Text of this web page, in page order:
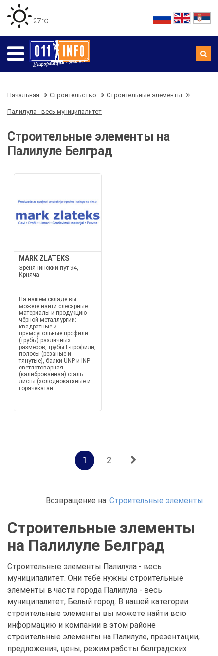
27 ℃
Начальная Строительство Строительные элементы
Палилула - весь муниципалитет
Строительные элементы на
Палилуле Белград
MARK ZLATEKS
Зренянинский пут 94,
Крняча
На нашем складе вы
можете найти слесарные
материалы и продукцию
чёрной металлургии:
квадратные и
прямоугольные профили
(трубы) различных
размеров, трубы L-профили,
полосы (резаные и
тянутые), балки UNP и INP
светлотоварная
(калиброванная) сталь
листы (холоднокатаные и
горячекатан...
1 2
Возвращение на: Строительные элементы
Строительные элементы
на Палилуле Белград
Строительные элементы Палилула - весь
муниципалитет. Они тебе нужны строительные
элементы в части города Палилула - весь
муниципалитет, Белый город. В нашей категории
строительные элементы вы можете найти всю
информацию и компании в этом районе
строительные элементы на Палилуле, презентации,
предложения, цены, режим работы белградских